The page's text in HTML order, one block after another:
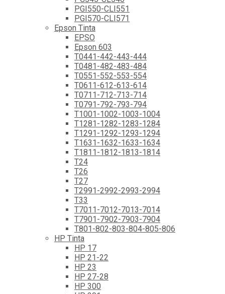
PGI550-CLI551
PGI570-CLI571
Epson Tinta
EPSO
Epson 603
T0441-442-443-444
T0481-482-483-484
T0551-552-553-554
T0611-612-613-614
T0711-712-713-714
T0791-792-793-794
T1001-1002-1003-1004
T1281-1282-1283-1284
T1291-1292-1293-1294
T1631-1632-1633-1634
T1811-1812-1813-1814
T24
T26
T27
T2991-2992-2993-2994
T33
T7011-7012-7013-7014
T7901-7902-7903-7904
T801-802-803-804-805-806
HP Tinta
HP 17
HP 21-22
HP 23
HP 27-28
HP 300